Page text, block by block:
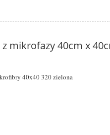
z mikrofazy 40cm x
40x40 320 zielona